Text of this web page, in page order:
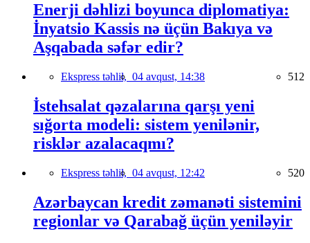
Enerji dəhlizi boyunca diplomatiya:
İnyatsio Kassis nə üçün Bakıya və
Aşqabada səfər edir?
Ekspress təhlil, 04 avqust, 14:38 512
İstehsalat qəzalarına qarşı yeni
sığorta modeli: sistem yenilənir,
risklər azalacaqmı?
Ekspress təhlil, 04 avqust, 12:42 520
Azərbaycan kredit zəmanəti sistemini
regionlar və Qarabağ üçün yeniləyir